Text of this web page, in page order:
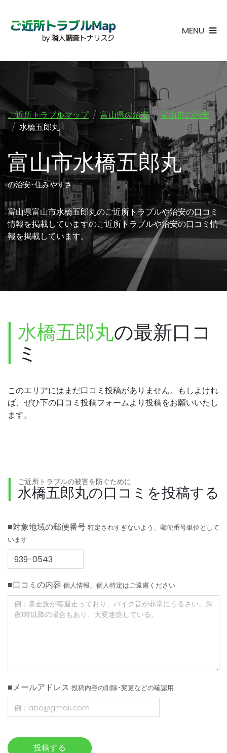
MENU
ご近所トラブルマップ 富山県の治安
富山市の治安
水橋五郎丸
富山市水橋五郎丸
の治安･住みやすさ
富山県富山市水橋五郎丸のご近所トラブルや治安の口コミ
情報を掲載していますのご近所トラブルや治安の口コミ情
報を掲載しています。
水橋五郎丸の最新口コ
ミ
このエリアにはまだ口コミ投稿がありません。もしよけれ
ば、ぜひ下の口コミ投稿フォームより投稿をお願いいたし
ます。
ご近所トラブルの被害を防ぐために
水橋五郎丸の口コミを投稿する
■対象地域の郵便番号 特定されすぎないよう、郵便番号単位として
います
■口コミの内容 個人情報、個人特定はご遠慮ください
■メールアドレス 投稿内容の削除･変更などの確認用
投稿する